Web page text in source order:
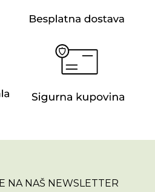
NA NAŠ NEWSLETTER